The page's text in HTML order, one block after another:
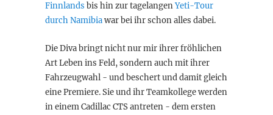
Finnlands bis hin zur tagelangenYeti-Tour
durch Namibiawar bei ihr schon alles dabei.
Die Diva bringt nicht nur mir ihrer fröhlichen
Art Leben ins Feld, sondern auch mit ihrer
Fahrzeugwahl - und beschert und damit gleich
eine Premiere. Sie und ihr Teamkollege werden
in einem Cadillac CTS antreten - dem ersten